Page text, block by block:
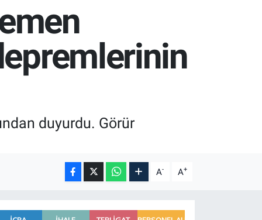
duyurdu. Görür
A- A+